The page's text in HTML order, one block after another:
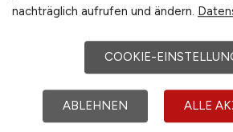
Für Arbeitnehmer
Arbeitgeber Kontakt
Karrierenetzwerk
nachträglich aufrufen und ändern.
COOKIE-
ABLEHNEN ALLE